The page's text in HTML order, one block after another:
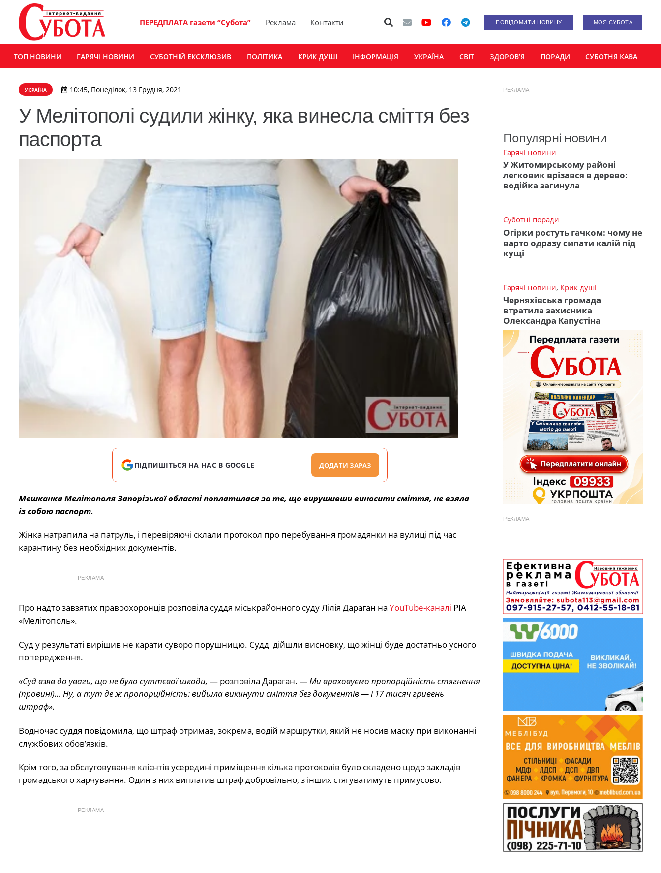
ПЕРЕДПЛАТА газети “Субота” Реклама Контакти ПОВІДОМИТИ НОВИНУ МОЯ СУБОТА
ТОП НОВИНИ ГАРЯЧІ НОВИНИ СУБОТНІЙ ЕКСКЛЮЗИВ ПОЛІТИКА КРИК ДУШІ ІНФОРМАЦІЯ УКРАЇНА СВІТ ЗДОРОВ’Я ПОРАДИ СУБОТНЯ КАВА
УКРАЇНА 10:45, Понеділок, 13 Грудня, 2021
У Мелітополі судили жінку, яка винесла сміття без
паспорта
ПІДПИШІТЬСЯ НА НАС В GOOGLE ДОДАТИ ЗАРАЗ
Мешканка Мелітополя Запорізької області поплатилася за те, що вирушивши виносити сміття, не взяла
із собою паспорт.
Жінка натрапила на патруль, і перевіряючі склали протокол про перебування громадянки на вулиці під час
карантину без необхідних документів.
РЕКЛАМА
Про надто завзятих правоохоронців розповіла суддя міськрайонного суду Лілія Дараган на YouTube-каналі РІА
«Мелітополь».
Суд у результаті вирішив не карати суворо порушницю. Судді дійшли висновку, що жінці буде достатньо усного
попередження.
«Суд взяв до уваги, що не було суттєвої шкоди, — розповіла Дараган. — Ми враховуємо пропорційність стягнення
(провині)… Ну, а тут де ж пропорційність: вийшла викинути сміття без документів — і 17 тисяч гривень
штраф».
Водночас суддя повідомила, що штраф отримав, зокрема, водій маршрутки, який не носив маску при виконанні
службових обов’язків.
Крім того, за обслуговування клієнтів усередині приміщення кілька протоколів було складено щодо закладів
громадського харчування. Один з них виплатив штраф добровільно, з інших стягуватимуть примусово.
РЕКЛАМА
РЕКЛАМА
Популярні новини
Гарячі новини
У Житомирському районі
легковик врізався в дерево:
водійка загинула
Суботні поради
Огірки ростуть гачком: чому не
варто одразу сипати калій під
кущі
Гарячі новини, Крик душі
Черняхівська громада
втратила захисника
Олександра Капустіна
РЕКЛАМА